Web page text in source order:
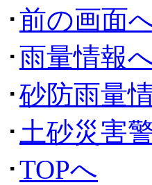
･前の画面
･雨量情報
･砂防雨量
･ 土砂災害
･TOPへ